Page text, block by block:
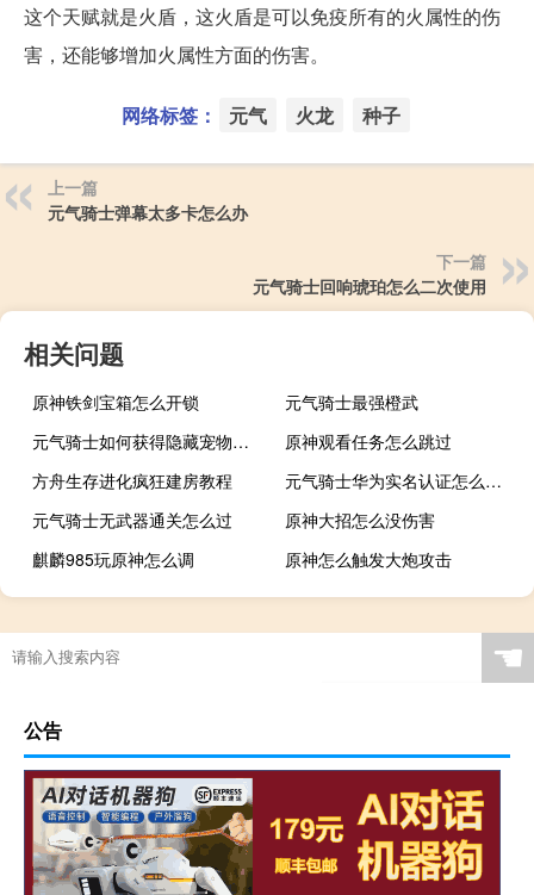
这个天赋就是火盾，这火盾是可以免疫所有的火属性的伤
害，还能够增加火属性方面的伤害。
网络标签： 元气 火龙 种子
上一篇
元气骑士弹幕太多卡怎么办
下一篇
元气骑士回响琥珀怎么二次使用
相关问题
原神铁剑宝箱怎么开锁
元气骑士最强橙武
元气骑士如何获得隐藏宠物蟑螂
原神观看任务怎么跳过
方舟生存进化疯狂建房教程
元气骑士华为实名认证怎么跳过
元气骑士无武器通关怎么过
原神大招怎么没伤害
麒麟985玩原神怎么调
原神怎么触发大炮攻击
☚
公告